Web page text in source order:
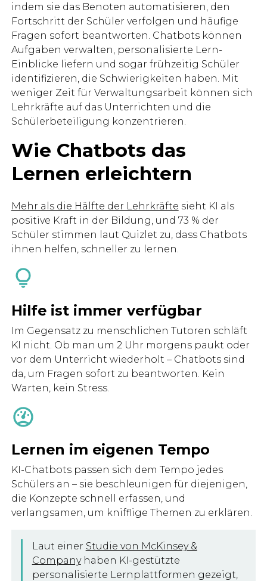
indem sie das Benoten automatisieren, den
Fortschritt der Schüler verfolgen und häufige
Fragen sofort beantworten. Chatbots können
Aufgaben verwalten, personalisierte Lern-
Einblicke liefern und sogar frühzeitig Schüler
identifizieren, die Schwierigkeiten haben. Mit
weniger Zeit für Verwaltungsarbeit können sich
Lehrkräfte auf das Unterrichten und die
Schülerbeteiligung konzentrieren.
Wie Chatbots das
Lernen erleichtern
Mehr als die Hälfte der Lehrkräfte sieht KI als
positive Kraft in der Bildung, und 73 % der
Schüler stimmen laut Quizlet zu, dass Chatbots
ihnen helfen, schneller zu lernen.
Hilfe ist immer verfügbar
Im Gegensatz zu menschlichen Tutoren schläft
KI nicht. Ob man um 2 Uhr morgens paukt oder
vor dem Unterricht wiederholt – Chatbots sind
da, um Fragen sofort zu beantworten. Kein
Warten, kein Stress.
Lernen im eigenen Tempo
KI-Chatbots passen sich dem Tempo jedes
Schülers an – sie beschleunigen für diejenigen,
die Konzepte schnell erfassen, und
verlangsamen, um knifflige Themen zu erklären.
Laut einer Studie von McKinsey &
Companyhaben KI-gestützte
personalisierte Lernplattformen gezeigt,